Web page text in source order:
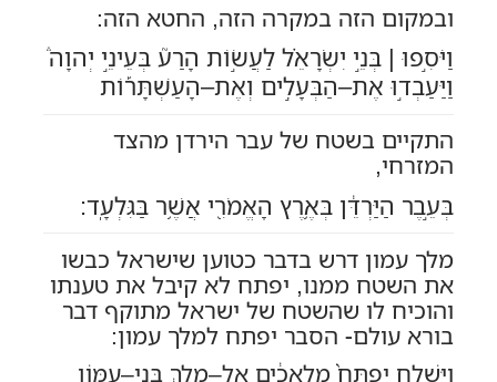
ובמקום הזה במקרה הזה, החטא הזה:
וַיֹּסִ֣פוּ | בְּנֵ֣י יִשְׂרָאֵ֗ל לַעֲשׂ֣וֹת הָרַע֮ בְּעֵינֵ֣י יְהוָה֒
וַיַּעַבְד֣וּ אֶת–הַבְּעָלִ֣ים וְאֶת–הָעַשְׁתָּר֡וֹת
התקיים בשטח של עבר הירדן מהצד
המזרחי,
בְּעֵ֣בֶר הַיַּרְדֵּ֔ן בְּאֶ֥רֶץ הָאֱמֹרִ֖י אֲשֶׁ֥ר בַּגִּלְעָֽד:
מלך עמון דרש בדבר כטוען שישראל כבשו
את השטח ממנו, יפתח לא קיבל את טענתו
והוכיח לו שהשטח של ישראל מתוקף דבר
בורא עולם- הסבר יפתח למלך עמון:
וַיִּשְׁלַ֤ח יִפְתָּח֙ מַלְאָכִ֔ים אֶל–מֶ֥לֶךְ בְּנֵֽי–עַמּ֖וֹן